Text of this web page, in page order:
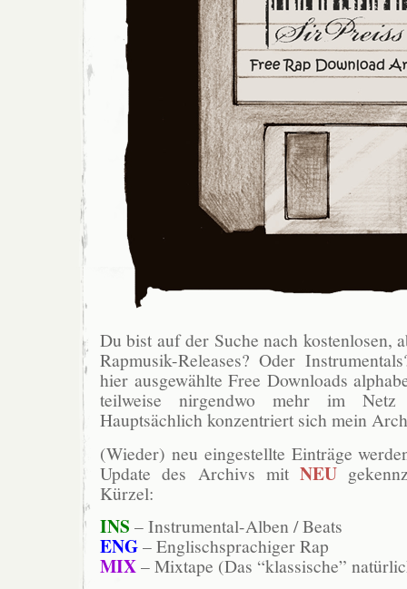
Du bist auf der Suche nach kostenlosen,
Rapmusik-Releases? Oder
hier ausgewählte Free Downloads
teilweise nirgendwo mehr im
Hauptsächlich konzentriert sich mein
(Wieder) neu eingestellte Einträge
Update des Archivs mitNEU
Kürzel:
INS – Instrumental-Alben / Beats
ENG– Englischsprachiger Rap
MIX– Mixtape (Das “klassische”